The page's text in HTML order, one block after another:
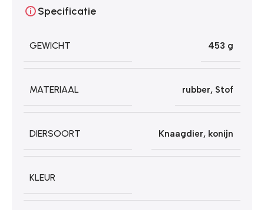
Specificatie
GEWICHT 453 g
MATERIAAL rubber, Stof
DIERSOORT Knaagdier, konijn
KLEUR